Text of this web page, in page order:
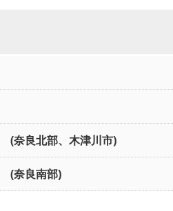
良北部、木津川市)
奈良南部)